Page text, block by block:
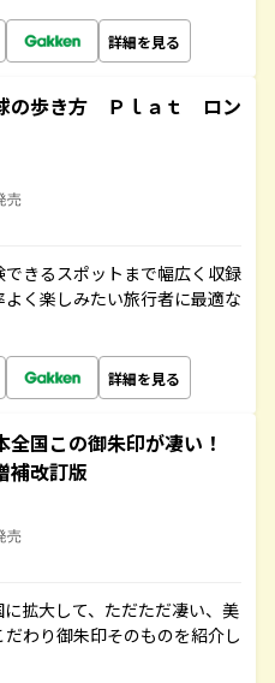
詳細を見る
の歩き方 Ｐｌａｔ ロン
売
きるスポットまで幅広く収録
く楽しみたい旅行者に最適な
詳細を見る
国この御朱印が凄い！
改訂版
売
拡大して、ただただ凄い、美
わり御朱印そのものを紹介し